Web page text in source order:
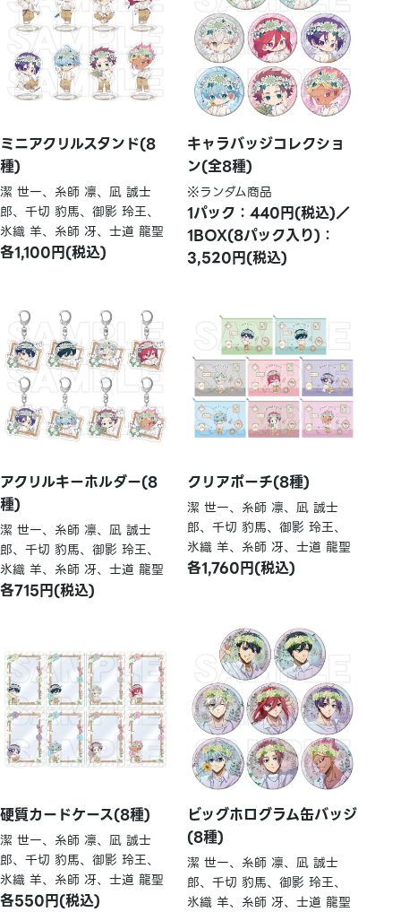
ミニアクリルスタンド(8
種)
潔 世一、糸師 凛、凪 誠士
郎、千切 豹馬、御影 玲王、
氷織 羊、糸師 冴、士道 龍聖
各1,100円(税込)
キャラバッジコレクショ
ン(全8種)
※ランダム商品
1パック：440円(税込)／
1BOX(8パック入り)：
3,520円(税込)
アクリルキーホルダー(8
種)
潔 世一、糸師 凛、凪 誠士
郎、千切 豹馬、御影 玲王、
氷織 羊、糸師 冴、士道 龍聖
各715円(税込)
クリアポーチ(8種)
潔 世一、糸師 凛、凪 誠士
郎、千切 豹馬、御影 玲王、
氷織 羊、糸師 冴、士道 龍聖
各1,760円(税込)
硬質カードケース(8種)
潔 世一、糸師 凛、凪 誠士
郎、千切 豹馬、御影 玲王、
氷織 羊、糸師 冴、士道 龍聖
各550円(税込)
ビッグホログラム缶バッジ
(8種)
潔 世一、糸師 凛、凪 誠士
郎、千切 豹馬、御影 玲王、
氷織 羊、糸師 冴、士道 龍聖